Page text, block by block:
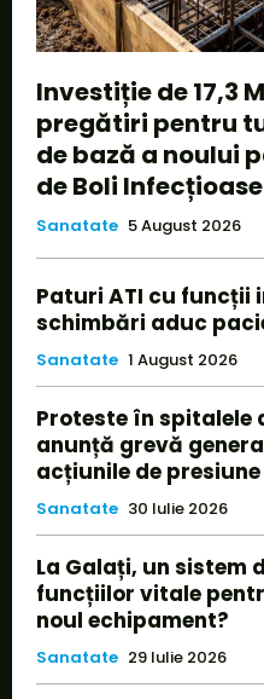
Investiție de 17,3
pregătiri pentru
de bază a noului
de Boli
Sanatate 5 August 2026
Paturi ATI cu funcții
schimbări aduc
Sanatate 1 August 2026
Proteste în spitalele
anunță grevă
acțiunile de presiune
Sanatate 30 Iulie 2026
La Galați, un sistem
funcțiilor vitale
noul echipament?
Sanatate 29 Iulie 2026